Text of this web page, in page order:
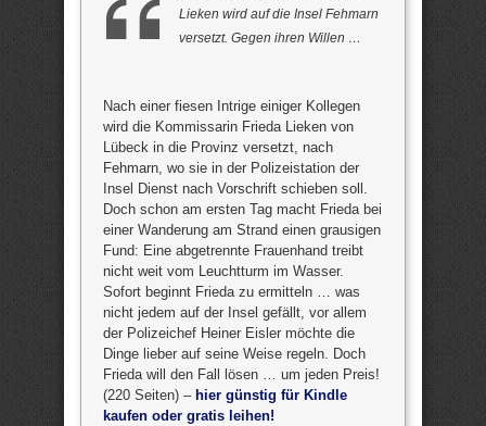
Lieken wird auf die Insel Fehmarn
versetzt. Gegen ihren Willen …
Nach einer fiesen Intrige einiger Kollegen
wird die Kommissarin Frieda Lieken von
Lübeck in die Provinz versetzt, nach
Fehmarn, wo sie in der Polizeistation der
Insel Dienst nach Vorschrift schieben soll.
Doch schon am ersten Tag macht Frieda bei
einer Wanderung am Strand einen grausigen
Fund: Eine abgetrennte Frauenhand treibt
nicht weit vom Leuchtturm im Wasser.
Sofort beginnt Frieda zu ermitteln … was
nicht jedem auf der Insel gefällt, vor allem
der Polizeichef Heiner Eisler möchte die
Dinge lieber auf seine Weise regeln. Doch
Frieda will den Fall lösen … um jeden Preis!
(220 Seiten) – hier günstig für Kindle
kaufen oder gratis leihen!